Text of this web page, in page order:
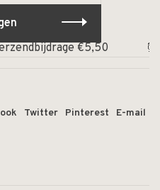
€5,50
⏰
Twitter Pinterest E-mail